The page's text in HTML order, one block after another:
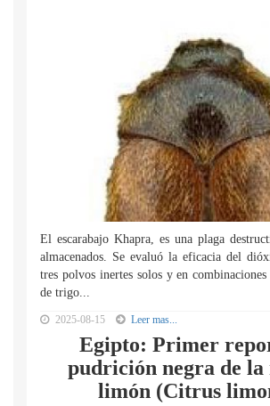
El escarabajo Khapra, es una plaga
almacenados. Se evaluó la eficacia del
tres polvos inertes solos y en
de trigo...
2025-08-15 Leer mas...
Egipto: Primer
pudrición negra de la
limón (Citrus